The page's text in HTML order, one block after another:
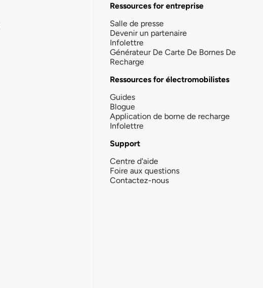
Ressources for entreprise
Salle de presse
Devenir un partenaire
Infolettre
Générateur De Carte De Bornes De
Recharge
Ressources for électromobilistes
Guides
Blogue
Application de borne de recharge
Infolettre
Support
Centre d'aide
Foire aux questions
Contactez-nous